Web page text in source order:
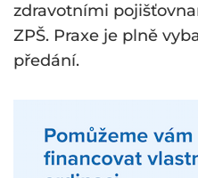
zdravotními
ZPŠ. Praxe je plně
předání.